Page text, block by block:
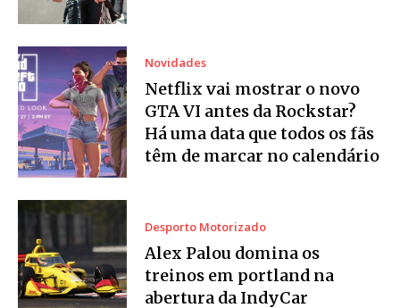
Novidades
Netflix vai mostrar o novo
GTA VI antes da Rockstar?
Há uma data que todos os fãs
têm de marcar no calendário
Desporto Motorizado
Alex Palou domina os
treinos em portland na
abertura da IndyCar